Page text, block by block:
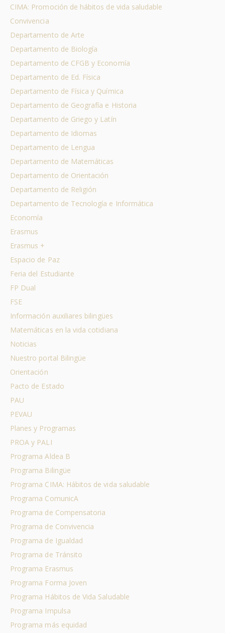
CIMA: Promoción de hábitos de vida saludable
Convivencia
Departamento de Arte
Departamento de Biología
Departamento de CFGB y Economía
Departamento de Ed. Física
Departamento de Física y Química
Departamento de Geografía e Historia
Departamento de Griego y Latín
Departamento de Idiomas
Departamento de Lengua
Departamento de Matemáticas
Departamento de Orientación
Departamento de Religión
Departamento de Tecnología e Informática
Economía
Erasmus
Erasmus +
Espacio de Paz
Feria del Estudiante
FP Dual
FSE
Información auxiliares bilingües
Matemáticas en la vida cotidiana
Noticias
Nuestro portal Bilingüe
Orientación
Pacto de Estado
PAU
PEVAU
Planes y Programas
PROA y PALI
Programa Aldea B
Programa Bilingüe
Programa CIMA: Hábitos de vida saludable
Programa ComunicA
Programa de Compensatoria
Programa de Convivencia
Programa de Igualdad
Programa de Tránsito
Programa Erasmus
Programa Forma Joven
Programa Hábitos de Vida Saludable
Programa Impulsa
Programa más equidad